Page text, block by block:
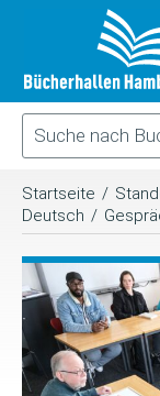
Startseite /
Deutsch /